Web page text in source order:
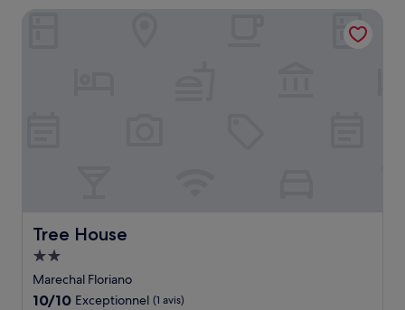
de
176 €
Tree House
Tree House
Hébergement
2.0 étoiles
Marechal Floriano
10.0
10/10 Exceptionnel (1 avis)